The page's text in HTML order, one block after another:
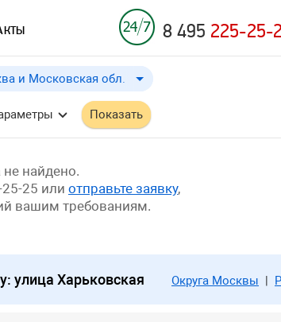
8 495 225-25-
и Московская обл.
и Московская обл.
Показать
найдено.
25 или отправьте заявку,
вашим требованиям.
улица Харьковская Округа Москвы |